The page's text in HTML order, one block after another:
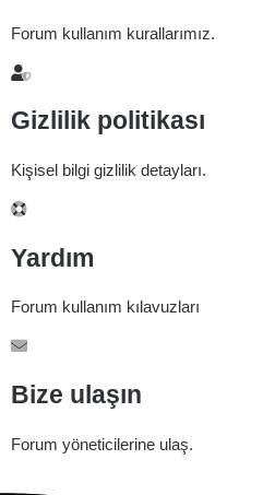
Forum kullanım kurallarımız.
Gizlilik politikası
Kişisel bilgi gizlilik detayları.
Yardım
Forum kullanım kılavuzları
Bize ulaşın
Forum yöneticilerine ulaş.